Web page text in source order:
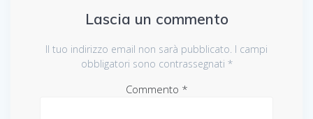
Lascia un commento
Il tuo indirizzo email non sarà pubblicato. I campi
obbligatori sono contrassegnati *
Commento *